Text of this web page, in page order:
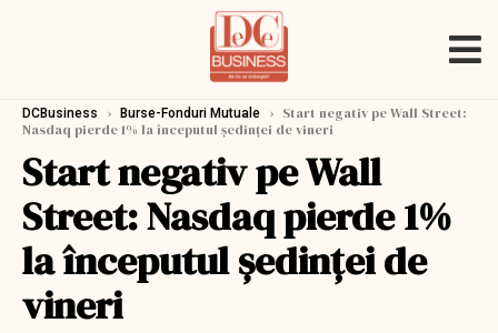
DCBusiness › Burse-Fonduri Mutuale › Start negativ pe Wall Street:
Nasdaq pierde 1% la începutul şedinţei de vineri
Start negativ pe Wall
Street: Nasdaq pierde 1%
la începutul şedinţei de
vineri